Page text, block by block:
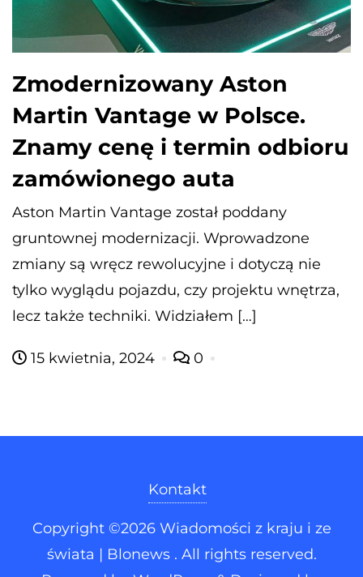
Zmodernizowany Aston
Martin Vantage w Polsce.
Znamy cenę i termin odbioru
zamówionego auta
Aston Martin Vantage został poddany
gruntownej modernizacji. Wprowadzone
zmiany są wręcz rewolucyjne i dotyczą nie
tylko wyglądu pojazdu, czy projektu wnętrza,
lecz także techniki. Widziałem […]
15 kwietnia, 2024 0
Kontakt
Copyright ©2026 Wiadomości z kraju i ze
świata | Blonews . All rights reserved.